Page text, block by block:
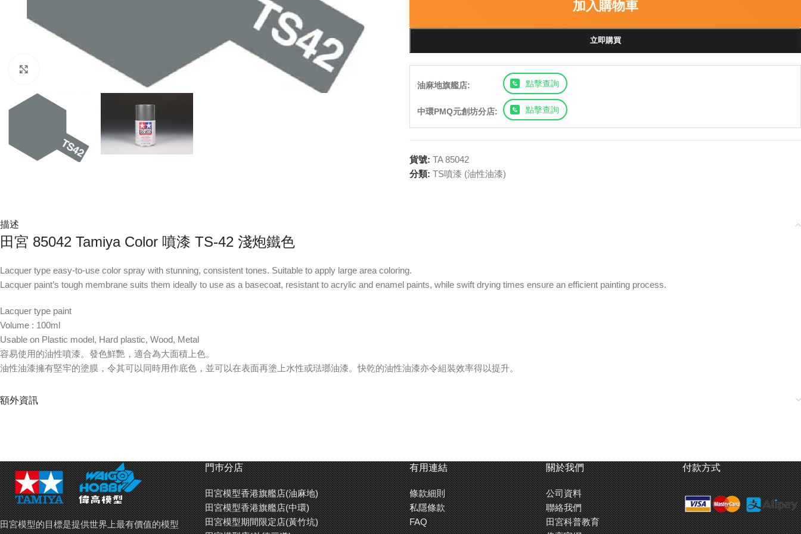
加入購物車
立即購買
油麻地旗艦店: 點擊查詢
中環PMQ元創坊分店: 點擊查詢
貨號: TA 85042
分類: TS噴漆 (油性油漆)
描述
田宮 85042 Tamiya Color 噴漆 TS-42 淺炮鐵色
Lacquer type easy-to-use color spray with stunning, consistent tones. Suitable to apply large area coloring.
Lacquer paint’s tough membrane suits them ideally to use as a basecoat, resistant to acrylic and enamel paints, while swift drying times ensure an efficient painting process.
Lacquer type paint
Volume : 100ml
Usable on Plastic model, Hard plastic, Wood, Metal
容易使用的油性噴漆。發色鮮艷，適合為大面積上色。
油性油漆擁有堅牢的塗膜，令其可以同時用作底色，並可以在表面再塗上水性或琺瑯油漆。快乾的油性油漆亦令組裝效率得以提升。
油性(硝基)油漆
容量 : 100ml
額外資訊
田宮模型的目標是提供世界上最有價值的模型
門巿分店
田宮模型香港旗艦店(油麻地)
田宮模型香港旗艦店(中環)
田宮模型期間限定店(黃竹坑)
有用連結
條款細則
私隱條款
FAQ
關於我們
公司資料
聯絡我們
田宮科普教育
付款方式